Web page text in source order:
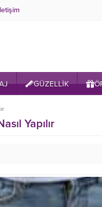
GÜZELLİK
Yapılır